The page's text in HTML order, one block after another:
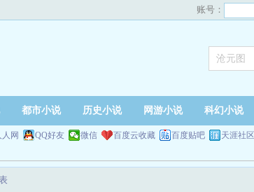
账号：
都市小说 历史小说 网游小说 科幻小说
人网 QQ好友 微信 百度云收藏 百度贴吧 天涯社区